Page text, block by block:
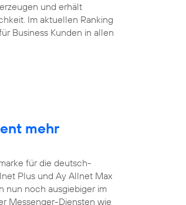
und erhält
Im aktuellen Ranking
Business Kunden in allen
mehr
für die deutsch-
Plus und Ay Allnet Max
nun noch ausgiebiger im
Messenger-Diensten wie